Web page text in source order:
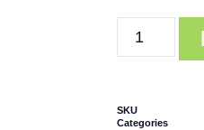
SKU
Categories